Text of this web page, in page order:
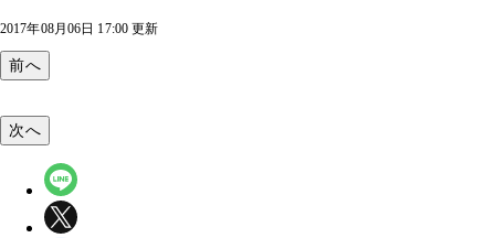
2017年08月06日 17:00 更新
前へ
次へ